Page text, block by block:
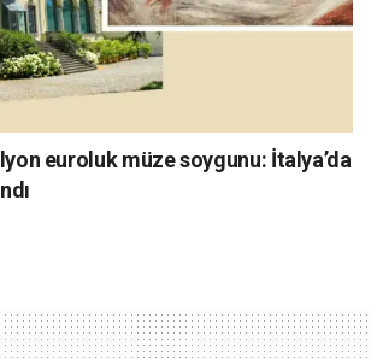
euroluk müze soygunu: İtalya’da